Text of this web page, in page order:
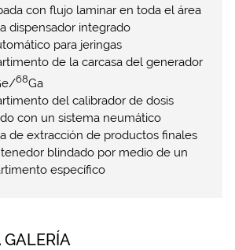
con flujo laminar en toda el área
dispensador integrado
para jeringas
de la carcasa del generador
68Ga
del calibrador de dosis
con un sistema neumático
de extracción de productos finales
blindado por medio de un
específico